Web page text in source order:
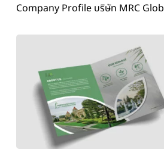
Company Profile บริษัท MRC